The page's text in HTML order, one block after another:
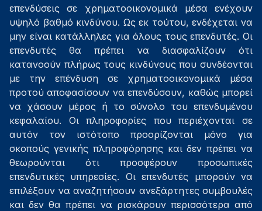
επενδύσεις σε χρηματοοικονομικά μέσα ενέχουν
υψηλό βαθμό κινδύνου. Ως εκ τούτου, ενδέχεται να
μην είναι κατάλληλες για όλους τους επενδυτές. Οι
επενδυτές θα πρέπει να διασφαλίζουν ότι
κατανοούν πλήρως τους κινδύνους που συνδέονται
με την επένδυση σε χρηματοοικονομικά μέσα
προτού αποφασίσουν να επενδύσουν, καθώς μπορεί
να χάσουν μέρος ή το σύνολο του επενδυμένου
κεφαλαίου. Οι πληροφορίες που περιέχονται σε
αυτόν τον ιστότοπο προορίζονται μόνο για
σκοπούς γενικής πληροφόρησης και δεν πρέπει να
θεωρούνται ότι προσφέρουν προσωπικές
επενδυτικές υπηρεσίες. Οι επενδυτές μπορούν να
επιλέξουν να αναζητήσουν ανεξάρτητες συμβουλές
και δεν θα πρέπει να ρισκάρουν περισσότερα από